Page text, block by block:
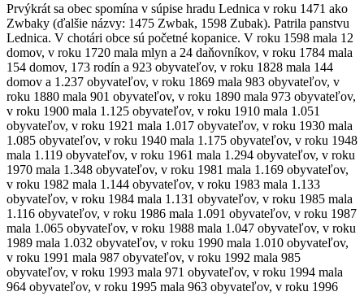
Prvýkrát sa obec spomína v súpise hradu Lednica v roku 1471 ako
Zwbaky (ďalšie názvy: 1475 Zwbak, 1598 Zubak). Patrila panstvu
Lednica. V chotári obce sú početné kopanice. V roku 1598 mala 12
domov, v roku 1720 mala mlyn a 24 daňovníkov, v roku 1784 mala
154 domov, 173 rodín a 923 obyvateľov, v roku 1828 mala 144
domov a 1.237 obyvateľov, v roku 1869 mala 983 obyvateľov, v
roku 1880 mala 901 obyvateľov, v roku 1890 mala 973 obyvateľov,
v roku 1900 mala 1.125 obyvateľov, v roku 1910 mala 1.051
obyvateľov, v roku 1921 mala 1.017 obyvateľov, v roku 1930 mala
1.085 obyvateľov, v roku 1940 mala 1.175 obyvateľov, v roku 1948
mala 1.119 obyvateľov, v roku 1961 mala 1.294 obyvateľov, v roku
1970 mala 1.348 obyvateľov, v roku 1981 mala 1.169 obyvateľov,
v roku 1982 mala 1.144 obyvateľov, v roku 1983 mala 1.133
obyvateľov, v roku 1984 mala 1.131 obyvateľov, v roku 1985 mala
1.116 obyvateľov, v roku 1986 mala 1.091 obyvateľov, v roku 1987
mala 1.065 obyvateľov, v roku 1988 mala 1.047 obyvateľov, v roku
1989 mala 1.032 obyvateľov, v roku 1990 mala 1.010 obyvateľov,
v roku 1991 mala 987 obyvateľov, v roku 1992 mala 985
obyvateľov, v roku 1993 mala 971 obyvateľov, v roku 1994 mala
964 obyvateľov, v roku 1995 mala 963 obyvateľov, v roku 1996